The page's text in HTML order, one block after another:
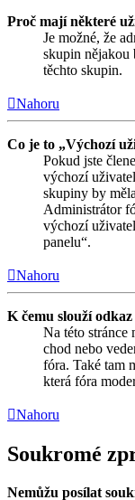
Proč mají některé
Je možné, že
skupin nějakou
těchto skupin.
Nahoru
Co je to „Výchozí
Pokud jste
výchozí
skupiny by
Administrátor
výchozí
panelu“.
Nahoru
K čemu slouží
Na této stránce
chod nebo
fóra. Také tam
která fóra
Nahoru
Soukromé
Nemůžu posílat